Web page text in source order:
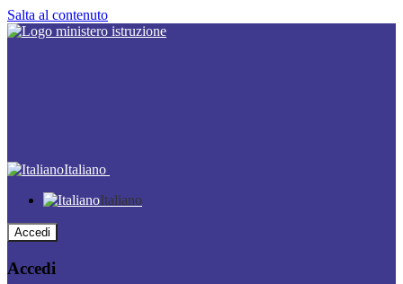
Salta al contenuto
Italiano
Italiano
Accedi
Accedi